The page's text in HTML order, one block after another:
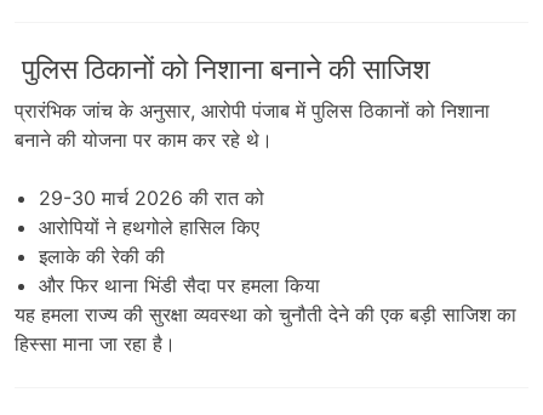
पुलिस ठिकानों को निशाना बनाने की साजिश
प्रारंभिक जांच के अनुसार, आरोपी पंजाब में पुलिस ठिकानों को निशाना
बनाने की योजना पर काम कर रहे थे।
29-30 मार्च 2026 की रात को
आरोपियों ने हथगोले हासिल किए
इलाके की रेकी की
और फिर थाना भिंडी सैदा पर हमला किया
यह हमला राज्य की सुरक्षा व्यवस्था को चुनौती देने की एक बड़ी साजिश का
हिस्सा माना जा रहा है।